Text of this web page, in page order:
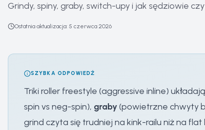
Grindy, spiny, graby, switch-upy i jak sędziowie
Ostatnia aktualizacja: 5 czerwca 2026
SZYBKA ODPOWIEDŹ
Triki roller freestyle (aggressive inline)
spin vs neg-spin), graby(powietrzne chwyty
grind czyta się trudniej na kink-railu niż na